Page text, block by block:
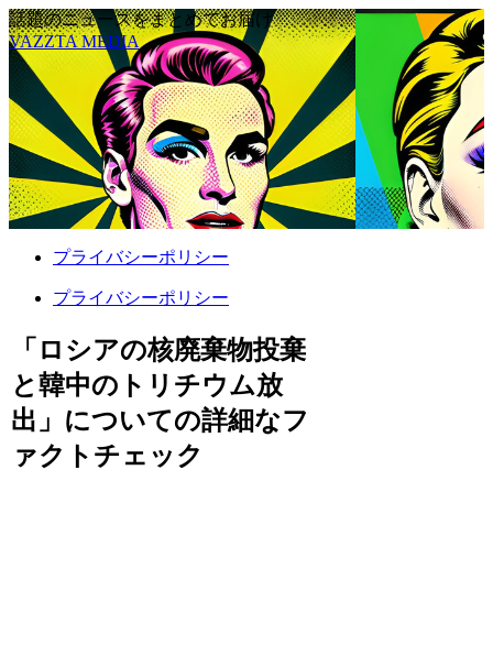
話題のニュースをまとめてお届け
VAZZTA MEDIA
プライバシーポリシー
プライバシーポリシー
「ロシアの核廃棄物投棄
と韓中のトリチウム放
出」についての詳細なフ
ァクトチェック